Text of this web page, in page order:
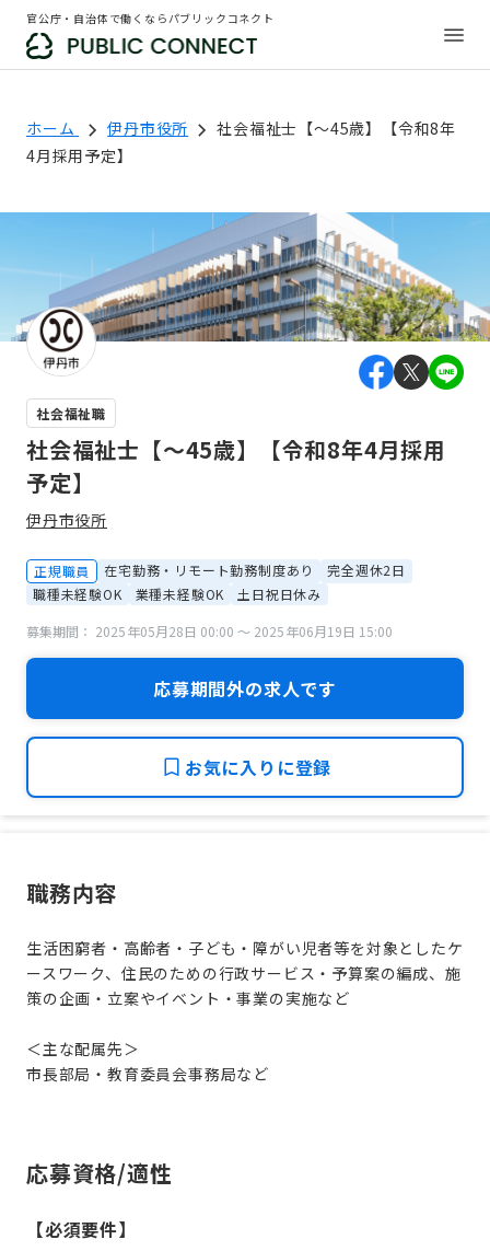
官公庁・自治体で働くならパブリックコネクト
ホーム 伊丹市役所
社会福祉士【～45歳】【令和8年
4月採用予定】
社会福祉職
社会福祉士【～45歳】【令和8年4月採用
予定】
伊丹市役所
正規職員 在宅勤務・リモート勤務制度あり
完全週休2日
職種未経験OK
業種未経験OK
土日祝日休み
募集期間： 2025年05月28日 00:00 〜 2025年06月19日 15:00
応募期間外の求人です
お気に入りに登録
職務内容
生活困窮者・高齢者・子ども・障がい児者等を対象としたケ
ースワーク、住民のための行政サービス・予算案の編成、施
策の企画・立案やイベント・事業の実施など
＜主な配属先＞
市長部局・教育委員会事務局など
応募資格/適性
【必須要件】